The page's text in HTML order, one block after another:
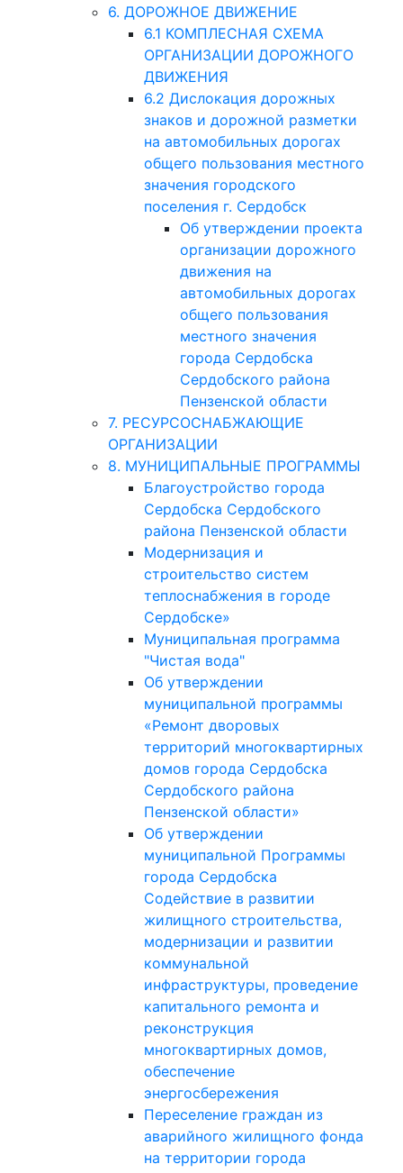
6. ДОРОЖНОЕ ДВИЖЕНИЕ
6.1 КОМПЛЕСНАЯ СХЕМА
ОРГАНИЗАЦИИ ДОРОЖНОГО
ДВИЖЕНИЯ
6.2 Дислокация дорожных
знаков и дорожной разметки
на автомобильных дорогах
общего пользования местного
значения городского
поселения г. Сердобск
Об утверждении проекта
организации дорожного
движения на
автомобильных дорогах
общего пользования
местного значения
города Сердобска
Сердобского района
Пензенской области
7. РЕСУРСОСНАБЖАЮЩИЕ
ОРГАНИЗАЦИИ
8. МУНИЦИПАЛЬНЫЕ ПРОГРАММЫ
Благоустройство города
Сердобска Сердобского
района Пензенской области
Модернизация и
строительство систем
теплоснабжения в городе
Сердобске»
Муниципальная программа
"Чистая вода"
Об утверждении
муниципальной программы
«Ремонт дворовых
территорий многоквартирных
домов города Сердобска
Сердобского района
Пензенской области»
Об утверждении
муниципальной Программы
города Сердобска
Содействие в развитии
жилищного строительства,
модернизации и развитии
коммунальной
инфраструктуры, проведение
капитального ремонта и
реконструкция
многоквартирных домов,
обеспечение
энергосбережения
Переселение граждан из
аварийного жилищного фонда
на территории города